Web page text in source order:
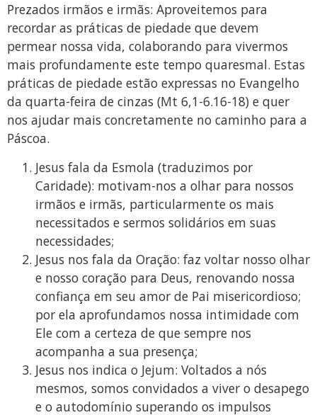
Prezados irmãos e irmãs: Aproveitemos para
recordar as práticas de piedade que devem
permear nossa vida, colaborando para vivermos
mais profundamente este tempo quaresmal. Estas
práticas de piedade estão expressas no Evangelho
da quarta-feira de cinzas (Mt 6,1-6.16-18) e quer
nos ajudar mais concretamente no caminho para a
Páscoa.
Jesus fala da Esmola (traduzimos por
Caridade): motivam-nos a olhar para nossos
irmãos e irmãs, particularmente os mais
necessitados e sermos solidários em suas
necessidades;
Jesus nos fala da Oração: faz voltar nosso olhar
e nosso coração para Deus, renovando nossa
confiança em seu amor de Pai misericordioso;
por ela aprofundamos nossa intimidade com
Ele com a certeza de que sempre nos
acompanha a sua presença;
Jesus nos indica o Jejum: Voltados a nós
mesmos, somos convidados a viver o desapego
e o autodomínio superando os impulsos